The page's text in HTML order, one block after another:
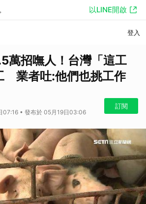
以LINE開啟
登入
萬招嘸人！台灣「這工
業者吐:他們也挑工作
07:16 • 發布於 05月19日03:06
訂閱